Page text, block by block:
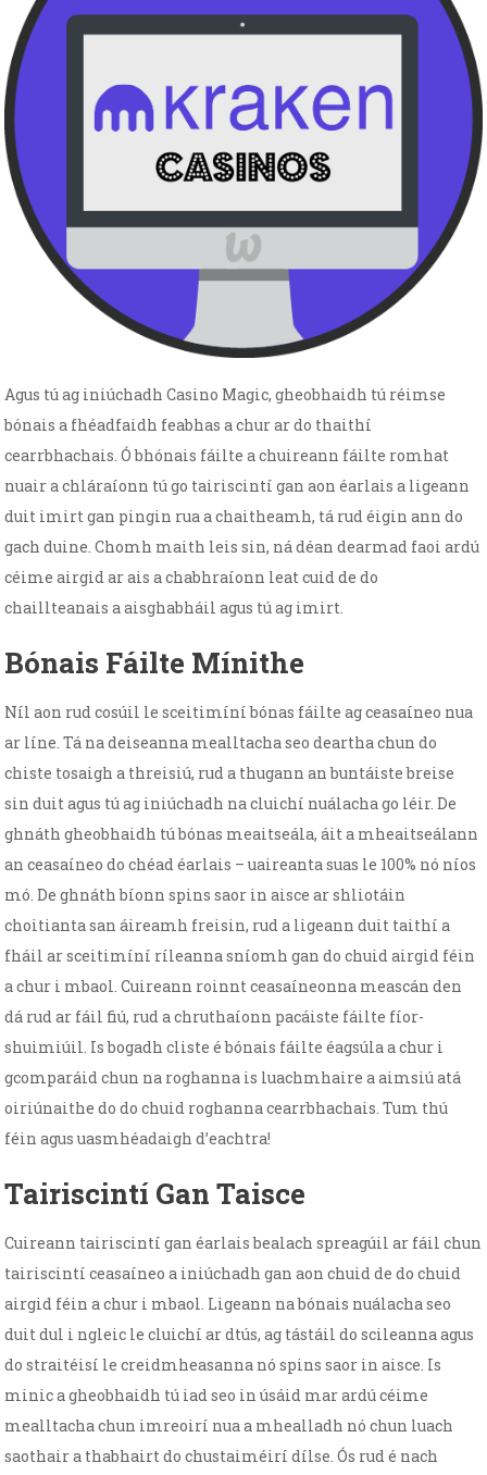
Agus tú ag iniúchadh Casino Magic, gheobhaidh tú réimse
bónais a fhéadfaidh feabhas a chur ar do thaithí
cearrbhachais. Ó bhónais fáilte a chuireann fáilte romhat
nuair a chláraíonn tú go tairiscintí gan aon éarlais a ligeann
duit imirt gan pingin rua a chaitheamh, tá rud éigin ann do
gach duine. Chomh maith leis sin, ná déan dearmad faoi ardú
céime airgid ar ais a chabhraíonn leat cuid de do
chaillteanais a aisghabháil agus tú ag imirt.
Bónais Fáilte Mínithe
Níl aon rud cosúil le sceitimíní bónas fáilte ag ceasaíneo nua
ar líne. Tá na deiseanna mealltacha seo deartha chun do
chiste tosaigh a threisiú, rud a thugann an buntáiste breise
sin duit agus tú ag iniúchadh na cluichí nuálacha go léir. De
ghnáth gheobhaidh tú bónas meaitseála, áit a mheaitseálann
an ceasaíneo do chéad éarlais – uaireanta suas le 100% nó níos
mó. De ghnáth bíonn spins saor in aisce ar shliotáin
choitianta san áireamh freisin, rud a ligeann duit taithí a
fháil ar sceitimíní ríleanna sníomh gan do chuid airgid féin
a chur i mbaol. Cuireann roinnt ceasaíneonna meascán den
dá rud ar fáil fiú, rud a chruthaíonn pacáiste fáilte fíor-
shuimiúil. Is bogadh cliste é bónais fáilte éagsúla a chur i
gcomparáid chun na roghanna is luachmhaire a aimsiú atá
oiriúnaithe do do chuid roghanna cearrbhachais. Tum thú
féin agus uasmhéadaigh d’eachtra!
Tairiscintí Gan Taisce
Cuireann tairiscintí gan éarlais bealach spreagúil ar fáil chun
tairiscintí ceasaíneo a iniúchadh gan aon chuid de do chuid
airgid féin a chur i mbaol. Ligeann na bónais nuálacha seo
duit dul i ngleic le cluichí ar dtús, ag tástáil do scileanna agus
do straitéisí le creidmheasanna nó spins saor in aisce. Is
minic a gheobhaidh tú iad seo in úsáid mar ardú céime
mealltacha chun imreoirí nua a mhealladh nó chun luach
saothair a thabhairt do chustaiméirí dílse. Ós rud é nach